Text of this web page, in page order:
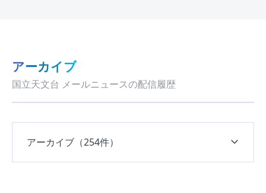
アーカイブ
国立天文台 メールニュースの配信履歴
アーカイブ（254件）